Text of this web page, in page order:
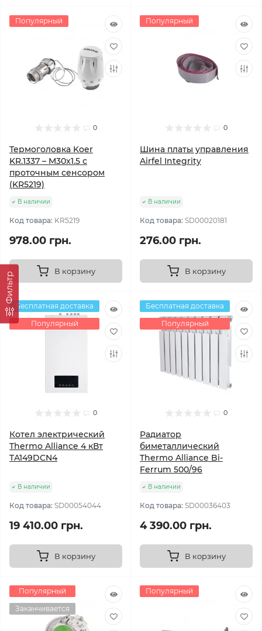
Фильтр
Популярный
0
Термоголовка Koer
KR.1337 – M30x1.5 с
проточным сенсором
(KR5219)
В наличии
Код товара: KR5219
978.00 грн.
В корзину
Популярный
0
Шина платы управления
Airfel Integrity
В наличии
Код товара: SD00020181
276.00 грн.
В корзину
Бесплатная доставка
Популярный
0
Котел электрический
Thermo Alliance 4 кВт
TA149DCN4
В наличии
Код товара: SD00054044
19 410.00 грн.
В корзину
Бесплатная доставка
Популярный
0
Радиатор
биметаллический
Thermo Alliance Bi-
Ferrum 500/96
В наличии
Код товара: SD00036403
4 390.00 грн.
В корзину
Популярный
Заканчивается
Популярный